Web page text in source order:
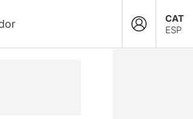
CAT
ESP